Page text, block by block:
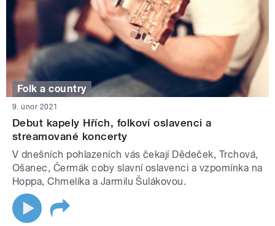
Folk a country
9. únor 2021
Debut kapely Hřích, folkoví oslavenci a
streamované koncerty
V dnešních pohlazeních vás čekají Dědeček, Trchová,
Ošanec, Čermák coby slavní oslavenci a vzpomínka na
Hoppa, Chmelíka a Jarmilu Šulákovou.